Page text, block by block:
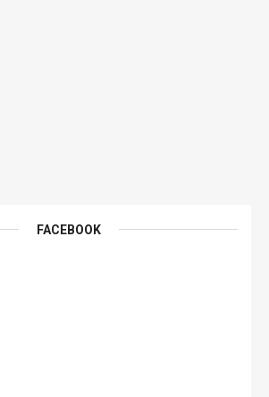
FACEBOOK